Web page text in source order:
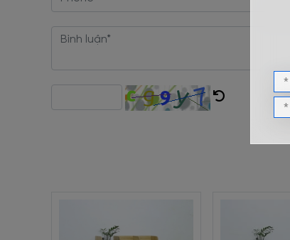
Bàn Học Chân Sắt Mặt Gỗ MDF Melamine BH-
dụng, vô cùng chắn chắn, bắt mắt, giá thành